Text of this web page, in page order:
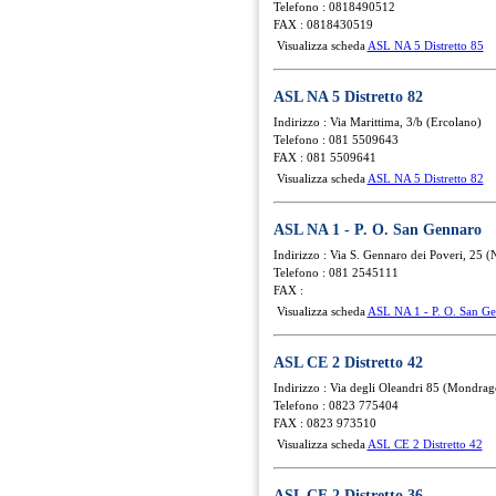
Telefono : 0818490512
FAX : 0818430519
Visualizza scheda ASL NA 5 Distretto 85
ASL NA 5 Distretto 82
Indirizzo : Via Marittima, 3/b (Ercolano)
Telefono : 081 5509643
FAX : 081 5509641
Visualizza scheda ASL NA 5 Distretto 82
ASL NA 1 - P. O. San Gennaro
Indirizzo : Via S. Gennaro dei Poveri, 25
Telefono : 081 2545111
FAX :
Visualizza scheda ASL NA 1 - P. O. San
ASL CE 2 Distretto 42
Indirizzo : Via degli Oleandri 85
Telefono : 0823 775404
FAX : 0823 973510
Visualizza scheda ASL CE 2 Distretto 42